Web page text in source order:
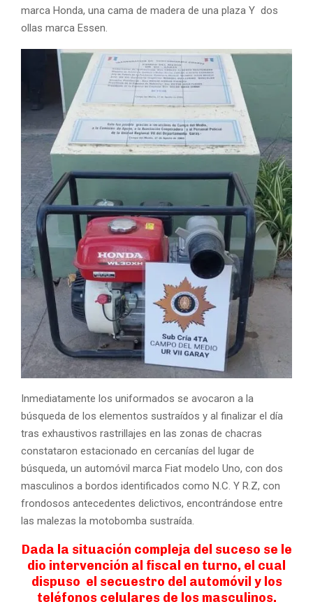
marca Honda, una cama de madera de una plaza Y dos
ollas marca Essen.
Inmediatamente los uniformados se avocaron a la
búsqueda de los elementos sustraídos y al finalizar el día
tras exhaustivos rastrillajes en las zonas de chacras
constataron estacionado en cercanías del lugar de
búsqueda, un automóvil marca Fiat modelo Uno, con dos
masculinos a bordos identificados como N.C. Y R.Z, con
frondosos antecedentes delictivos, encontrándose entre
las malezas la motobomba sustraída.
Dada la situación compleja del suceso se le
dio intervención al fiscal en turno, el cual
dispuso el secuestro del automóvil y los
teléfonos celulares de los masculinos,